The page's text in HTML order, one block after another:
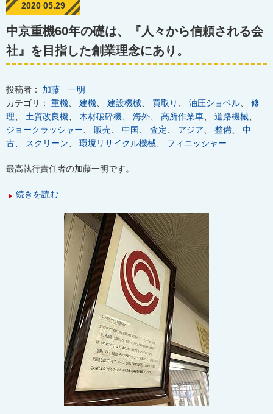
2020 05.29
中京重機60年の礎は、『人々から信頼される会
社』を目指した創業理念にあり。
投稿者： 加藤 一明
カテゴリ： 重機、 建機、 建設機械、 買取り 、 油圧ショベル、 修
理、 土質改良機、 木材破砕機、 海外、 高所作業車、 道路機械、
ジョークラッシャー、 販売、 中国、 査定、 アジア、 整備、 中
古、 スクリーン、 環境リサイクル機械、 フィニッシャー
最高執行責任者の加藤一明です。
続きを読む